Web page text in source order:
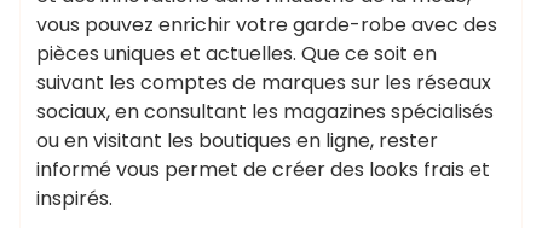
vous pouvez enrichir votre garde-robe avec des
pièces uniques et actuelles. Que ce soit en
suivant les comptes de marques sur les réseaux
sociaux, en consultant les magazines spécialisés
ou en visitant les boutiques en ligne, rester
informé vous permet de créer des looks frais et
inspirés.